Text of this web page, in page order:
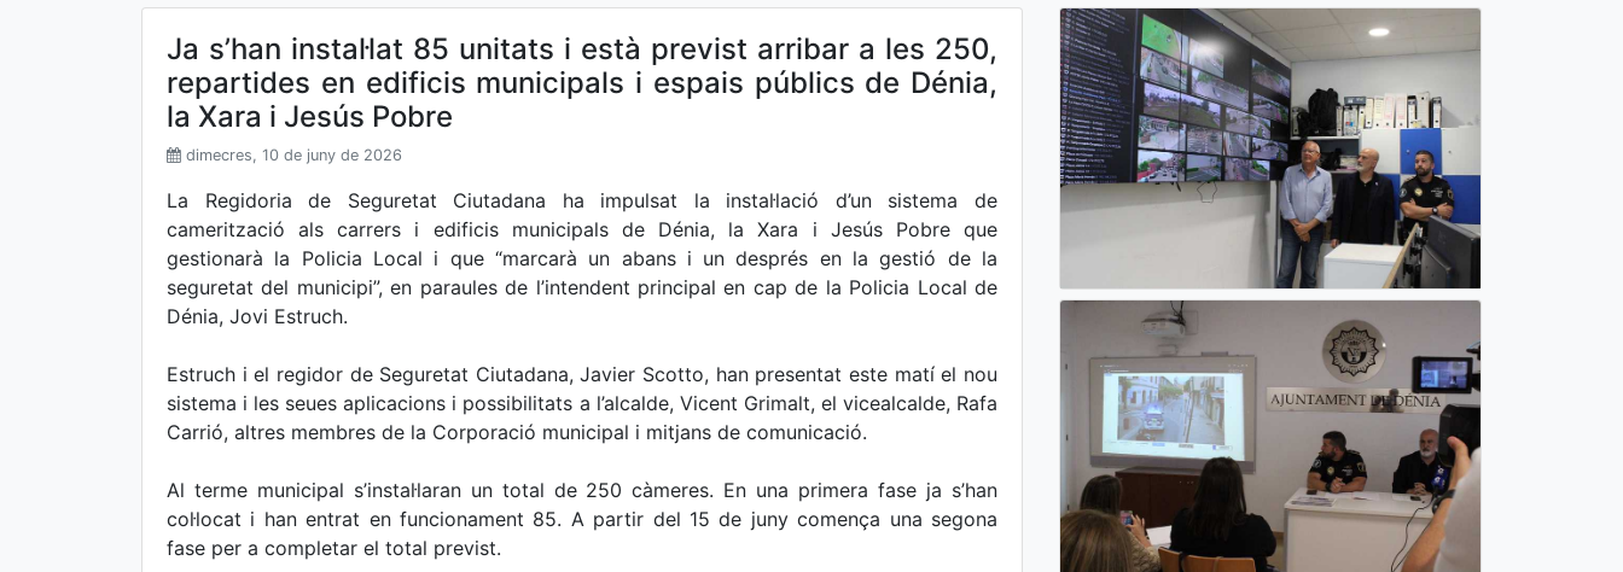
Ja s’han instal·lat 85 unitats i està previst arribar a les 250,
repartides en edificis municipals i espais públics de Dénia,
la Xara i Jesús Pobre
dimecres, 10 de juny de 2026
La Regidoria de Seguretat Ciutadana ha impulsat la instal·lació d’un sistema de
camerització als carrers i edificis municipals de Dénia, la Xara i Jesús Pobre que
gestionarà la Policia Local i que “marcarà un abans i un després en la gestió de la
seguretat del municipi”, en paraules de l’intendent principal en cap de la Policia Local de
Dénia, Jovi Estruch.
Estruch i el regidor de Seguretat Ciutadana, Javier Scotto, han presentat este matí el nou
sistema i les seues aplicacions i possibilitats a l’alcalde, Vicent Grimalt, el vicealcalde, Rafa
Carrió, altres membres de la Corporació municipal i mitjans de comunicació.
Al terme municipal s’instal·laran un total de 250 càmeres. En una primera fase ja s’han
col·locat i han entrat en funcionament 85. A partir del 15 de juny comença una segona
fase per a completar el total previst.